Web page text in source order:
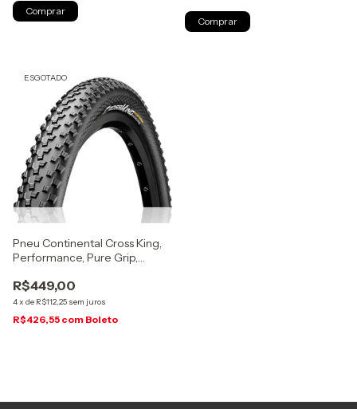
ESGOTADO
Pneu Continental Cross King,
Performance, Pure Grip,
R$449,00
4x de R$112,25 sem juros
R$426,55 com Boleto